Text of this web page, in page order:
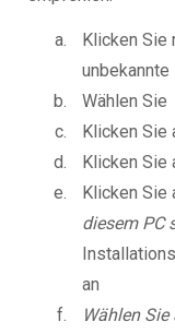
Klicken Sie
unbekannte
Wählen Sie
Klicken Sie
Klicken Sie
Klicken Sie
diesem PC
an
Wählen